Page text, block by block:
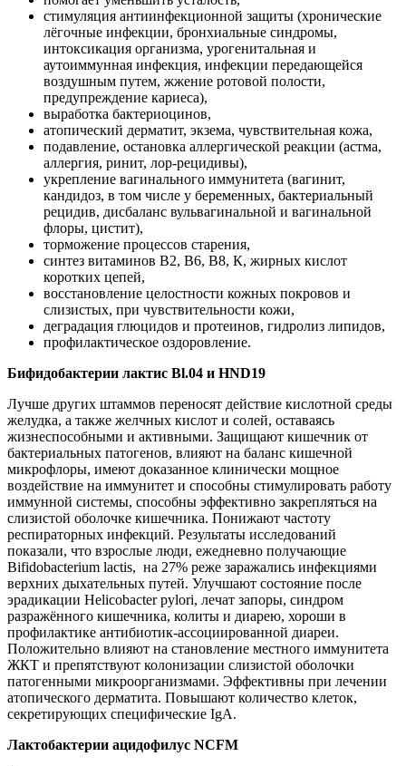
стимуляция антиинфекционной защиты (хронические
лёгочные инфекции, бронхиальные синдромы,
интоксикация организма, урогенитальная и
аутоиммунная инфекция, инфекции передающейся
воздушным путем, жжение ротовой полости,
предупреждение кариеса),
выработка бактериоцинов,
атопический дерматит, экзема, чувствительная кожа,
подавление, остановка аллергической реакции (астма,
аллергия, ринит, лор-рецидивы),
укрепление вагинального иммунитета (вагинит,
кандидоз, в том числе у беременных, бактериальный
рецидив, дисбаланс вульвагинальной и вагинальной
флоры, цистит),
торможение процессов старения,
синтез витаминов В2, В6, В8, К, жирных кислот
коротких цепей,
восстановление целостности кожных покровов и
слизистых, при чувствительности кожи,
деградация глюцидов и протеинов, гидролиз липидов,
профилактическое оздоровление.
Бифидобактерии лактис Bl.04 и HND19
Лучше других штаммов переносят действие кислотной среды
желудка, а также желчных кислот и солей, оставаясь
жизнеспособными и активными. Защищают кишечник от
бактериальных патогенов, влияют на баланс кишечной
микрофлоры, имеют доказанное клинически мощное
воздействие на иммунитет и способны стимулировать работу
иммунной системы, способны эффективно закрепляться на
слизистой оболочке кишечника. Понижают частоту
респираторных инфекций. Результаты исследований
показали, что взрослые люди, ежедневно получающие
Bifidobacterium lactis, на 27% реже заражались инфекциями
верхних дыхательных путей. Улучшают состояние после
эрадикации Helicobacter pylori, лечат запоры, синдром
разражённого кишечника, колиты и диарею, хороши в
профилактике антибиотик-ассоциированной диареи.
Положительно влияют на становление местного иммунитета
ЖКТ и препятствуют колонизации слизистой оболочки
патогенными микроорганизмами. Эффективны при лечении
атопического дерматита. Повышают количество клеток,
секретирующих специфические IgA.
Лактобактерии ацидофилус NCFM